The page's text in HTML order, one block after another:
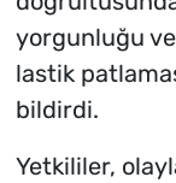
yorgunluğu
lastik
bildirdi.
Yetkililer,